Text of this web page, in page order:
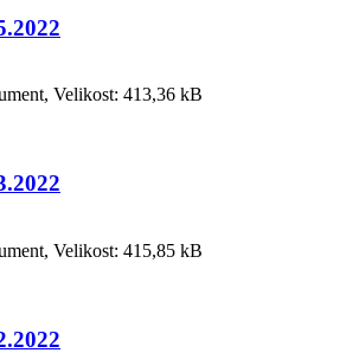
Velikost: 413,36 kB
Velikost: 415,85 kB